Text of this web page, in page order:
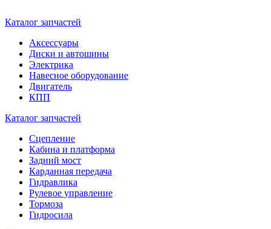
Каталог запчастей
Аксессуары
Диски и автошины
Электрика
Навесное оборудование
Двигатель
КПП
Каталог запчастей
Сцепление
Кабина и платформа
Задний мост
Карданная передача
Гидравлика
Рулевое управление
Тормоза
Гидросила